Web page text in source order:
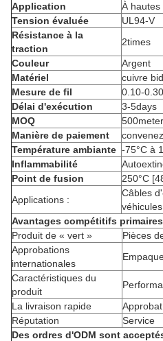
Application
À
Tension évaluée
UL94-V
Résistance à la
traction
2times
Couleur
Argent
Matériel
cuivre
Mesure de fil
0.10-
Délai d'exécution
3-5days
MOQ
Manière de paiement
convenez
Température ambiante -75°C à
Inflammabilité
Point de fusion
250°C
Applications :
Câbles
Avantages compétitifs primaires
Produit de « vert »
Pièces
Approbations
internationales
Caractéristiques du
produit
La livraison rapide
Réputation
Service
Des ordres d'ODM sont